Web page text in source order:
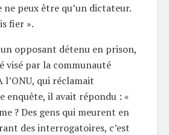
ne peux être qu’un dictateur.
fier ».
opposant détenu en prison,
visé par la communauté
qui réclamait
enquête, il avait répondu : «
? Des gens qui meurent en
des interrogatoires, c’est